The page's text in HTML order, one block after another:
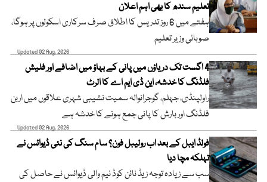
تعلیم سندھ کا بھی اہم اعلان
ہفتے میں 6 روز تدریس کا اطلاق صرف سرکاری اسکولوں پر ہوگا،
صوبائی وزیر تعلیم
Updated 02 Aug, 2026
4 اگست تک دریاؤں میں پانی کے بہاؤ میں اضافے اور فلیش
فلڈنگ کا خدشہ، این ڈی ایم اے کا الرٹ
راولپنڈی، جہلم، گوجرانوالہ سمیت نشیبی شہری علاقوں میں اربن
فلڈنگ اور بارش کا پانی جمع ہونے کا خدشہ ہے
Updated 02 Aug, 2026
فولڈ ایبل کے بعد اب رولیبل فون؟ سام سنگ کی نئی ڈیوائس نے
تہلکہ مچا دیا
سب سے زیادہ توجہ زیڈ نائن کوڈ نیم والی ڈیوائس نے حاصل کی